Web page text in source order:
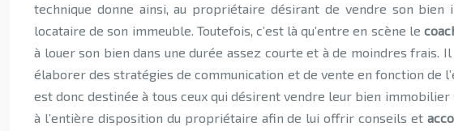
technique donne ainsi, au propriétaire désirant de vendre son
locataire de son immeuble. Toutefois, c’est là qu’entre en scène le
à louer son bien dans une durée assez courte et à de moindres frais.
élaborer des stratégies de communication et de vente en fonction de
est donc destinée à tous ceux qui désirent vendre leur bien
à l’entière disposition du propriétaire afin de lui offrir conseils et